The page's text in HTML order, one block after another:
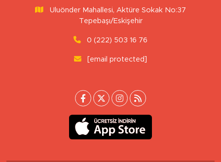
Uluönder Mahallesi, Aktüre Sokak No:37
Tepebaşı/Eskişehir
0 (222) 503 16 76
[email protected]